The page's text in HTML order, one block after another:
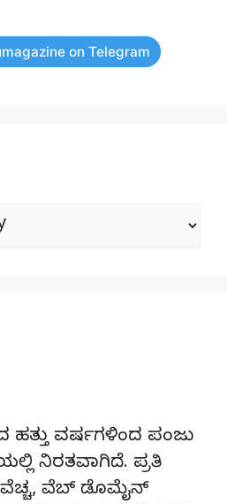
on Telegram
ವರ್ಷಗಳಿಂದ ಪಂಜು
ನಿರತವಾಗಿದೆ. ಪ್ರತಿ
ವೆಬ್‌ ಡೊಮೈನ್‌